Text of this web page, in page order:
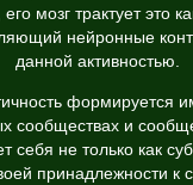
мозг трактует это
нейронные
данной активностью.
формируется
сообществах и
себя не только как
принадлежности к